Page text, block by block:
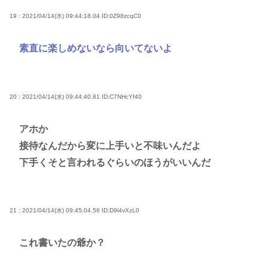
19 : 2021/04/14(水) 09:44:18.04 ID:0Z98zcqC0
素直に楽しめないなら向いてないよ
20 : 2021/04/14(水) 09:44:40.81 ID:C7NHcYf40
アホか
接待なんだから変に上手いと不味いんだよ
下手くそと言われるぐらいのほうがいいんだ
21 : 2021/04/14(水) 09:45:04.56 ID:D9l4vXzL0
これ書いたの爺か？